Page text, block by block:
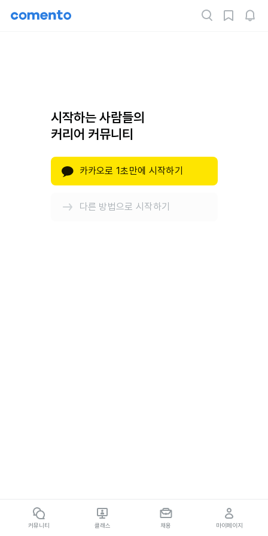
시작하는 사람들의
커리어 커뮤니티
카카오로 1초만에 시작하기
다른 방법으로 시작하기
커뮤니티 클래스 채용 마이페이지